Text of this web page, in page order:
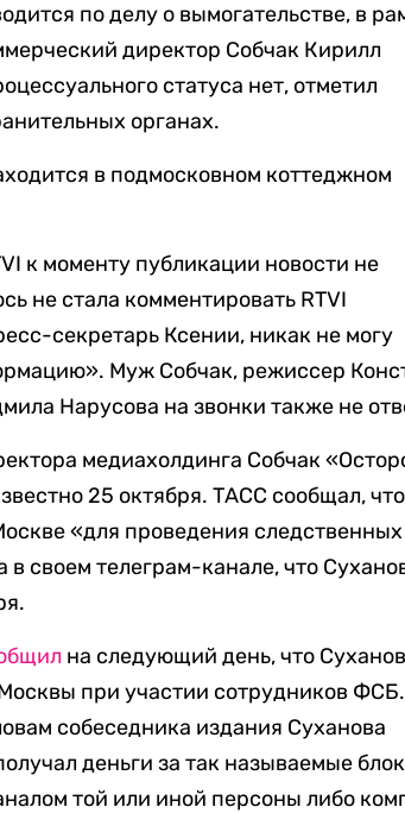
по делу о вымогательстве, в
директор Собчак Кирилл
статуса нет, отметил
органах.
в подмосковном коттеджном
к моменту публикации новости не
не стала комментировать RTVI
секретарь Ксении, никак не могу
Муж Собчак, режиссер
Нарусова на звонки также не
медиахолдинга Собчак
25 октября. ТАСС сообщал, что
«для проведения следственных
своем телеграм-канале, что
на следующий день, что
при участии сотрудников
собеседника издания Суханова
деньги за так называемые
той или иной персоны либо